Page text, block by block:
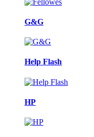
G&G
Help Flash
HP